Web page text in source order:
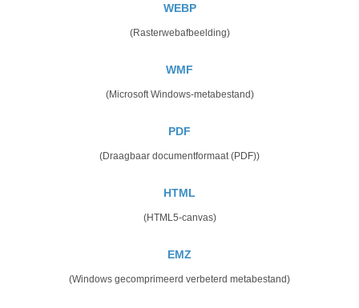
WEBP
(Rasterwebafbeelding)
WMF
(Microsoft Windows-metabestand)
PDF
(Draagbaar documentformaat (PDF))
HTML
(HTML5-canvas)
EMZ
(Windows gecomprimeerd verbeterd metabestand)